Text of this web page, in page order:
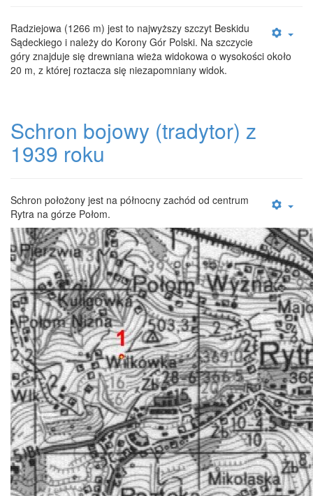
Radziejowa (1266 m) jest to najwyższy szczyt Beskidu
Sądeckiego i należy do Korony Gór Polski. Na szczycie
góry znajduje się drewniana wieża widokowa o wysokości około
20 m, z której roztacza się niezapomniany widok.
Schron bojowy (tradytor) z
1939 roku
Schron położony jest na północny zachód od centrum
Rytra na górze Połom.